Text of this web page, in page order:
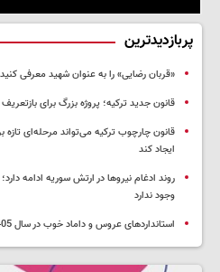
پربازدیدترین
«قربان رضایی» را به عنوان شهید معرفی کنید
قانون جدید ترکیه؛ پروژه بزرگ‌ برای
قانون چارچوب ترکیه می‌تواند مرحله‌ای تازه
ایجاد کند
روند ادغام نیروها در ارتش سوریه ادامه
وجود ندارد
استانداردهای عروس و داماد خوب در سال 1405